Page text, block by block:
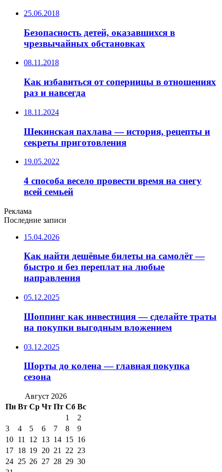
25.06.2018
Безопасность детей, оказавшихся в
чрезвычайных обстановках
08.11.2018
Как избавиться от соперницы в отношениях
раз и навсегда
18.11.2024
Шекинская пахлава — история, рецепты и
секреты приготовления
19.05.2022
4 способа весело провести время на снегу
всей семьей
Реклама
Последние записи
15.04.2026
Как найти дешёвые билеты на самолёт —
быстро и без переплат на любые
направления
05.12.2025
Шоппинг как инвестиция — сделайте траты
на покупки выгодным вложением
03.12.2025
Шорты до колена — главная покупка
сезона
Август 2026
Пн Вт Ср Чт Пт Сб Вс
1
2
3
4 5 6 7 8
9
10 11 12 13 14 15 16
17 18 19 20 21 22 23
24 25 26 27 28 29 30